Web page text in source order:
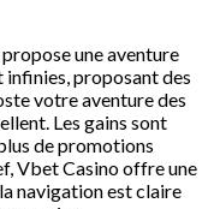
une aventure
infinies, proposant des
votre aventure des
Les gains sont
de promotions
Vbet Casino offre une
navigation est claire